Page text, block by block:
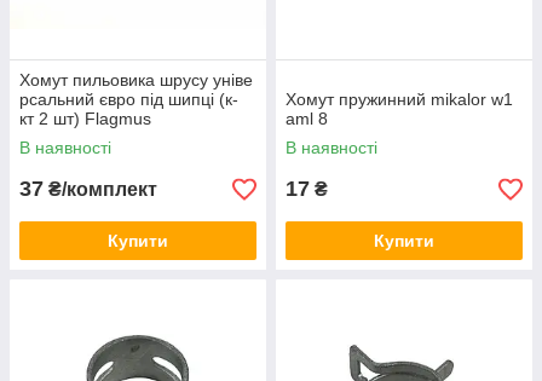
Хомут пильовика шрусу уніве
рсальний євро під шипці (к-
кт 2 шт) Flagmus
В наявності
37 ₴/комплект
Купити
Хомут пружинний mikalor w1
aml 8
В наявності
17 ₴
Купити